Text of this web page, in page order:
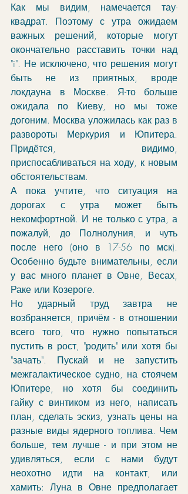
Как мы видим, намечается тау-
квадрат. Поэтому с утра ожидаем
важных решений, которые могут
окончательно расставить точки над
"i". Не исключено, что решения могут
быть не из приятных, вроде
локдауна в Москве. Я-то больше
ожидала по Киеву, но мы тоже
догоним. Москва уложилась как раз в
развороты Меркурия и Юпитера.
Придётся, видимо,
приспосабливаться на ходу, к новым
обстоятельствам.
А пока учтите, что ситуация на
дорогах с утра может быть
некомфортной. И не только с утра, а
пожалуй, до Полнолуния, и чуть
после него (оно в 17-56 по мск).
Особенно будьте внимательны, если
у вас много планет в Овне, Весах,
Раке или Козероге.
Но ударный труд завтра не
возбраняется, причём - в отношении
всего того, что нужно попытаться
пустить в рост, "родить" или хотя бы
"зачать". Пускай и не запустить
межгалактическое судно, на стоячем
Юпитере, но хотя бы соединить
гайку с винтиком из него, написать
план, сделать эскиз, узнать цены на
разные виды ядерного топлива. Чем
больше, тем лучше - и при этом не
удивляться, если с нами будут
неохотно идти на контакт, или
хамить: Луна в Овне предполагает